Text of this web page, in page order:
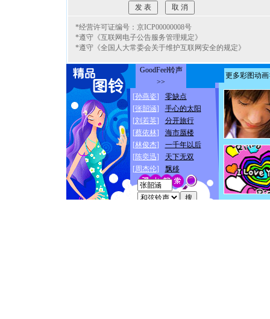
*经营许可证编号：京ICP00000008号
*遵守《互联网电子公告服务管理规定》
*遵守《全国人大常委会关于维护互联网安全的规定》